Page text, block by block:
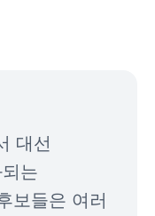
대선
는
보들은 여러